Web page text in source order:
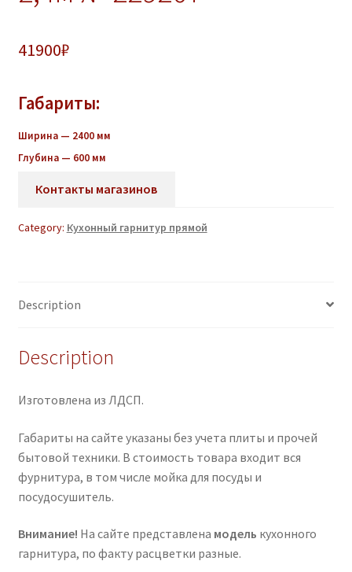
41900₽
Габариты:
Ширина — 2400 мм
Глубина — 600 мм
Контакты магазинов
Category: Кухонный гарнитур прямой
Description
Description
Изготовлена из ЛДСП.
Габариты на сайте указаны без учета плиты и прочей
бытовой техники. В стоимость товара входит вся
фурнитура, в том числе мойка для посуды и
посудосушитель.
Внимание! На сайте представлена модель кухонного
гарнитура, по факту расцветки разные.